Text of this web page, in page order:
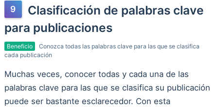
Clasificación de palabras clave
para publicaciones
Beneficio
Conozca todas las palabras clave para las que se clasifica
cada publicación
Muchas veces, conocer todas y cada una de las
palabras clave para las que se clasifica su publicación
puede ser bastante esclarecedor. Con esta